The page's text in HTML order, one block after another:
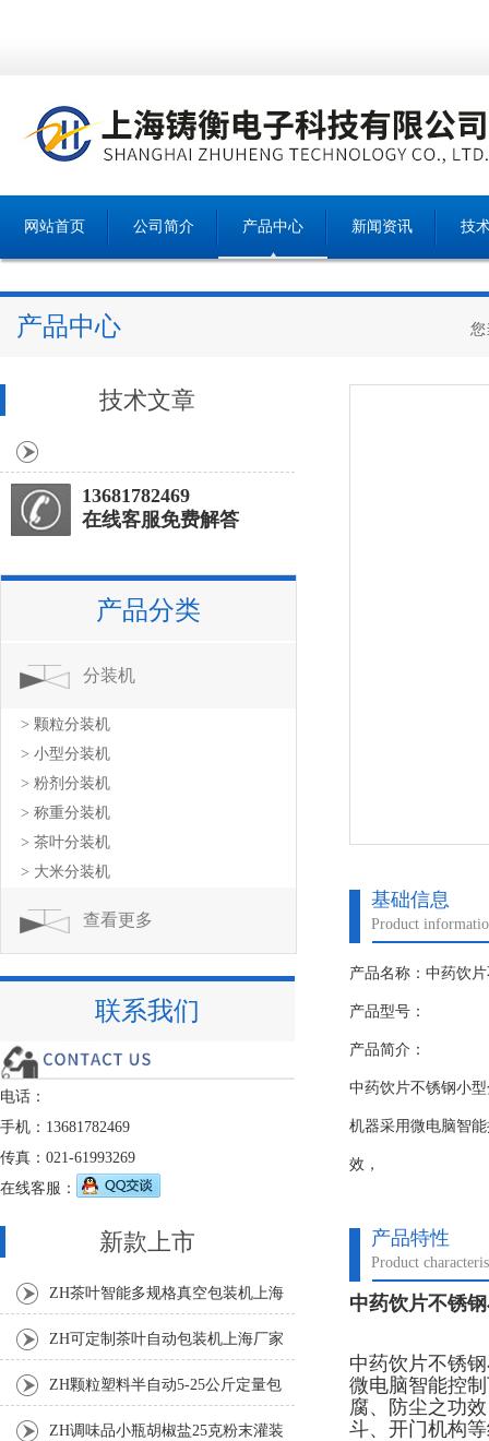
网站首页 公司简介 产品中心 新闻资讯 技
产品中心 您
基础信息
Product
产品名称：中药饮
产品型号：
产品简介：
中药饮片不锈钢小
机器采用微电脑智
效，
产品特性
Product
中药饮片不锈
中药饮片不锈
微电脑智能控
腐、防尘之功
斗、开门机构
技术文章
13681782469
在线客服免费解答
产品分类
分装机
> 颗粒分装机
> 小型分装机
> 粉剂分装机
> 称重分装机
> 茶叶分装机
> 大米分装机
查看更多
联系我们
电话：
手机：13681782469
传真：021-61993269
在线客服：
新款上市
ZH茶叶智能多规格真空包装机上海
厂家 ZH可定制茶叶自动包装机上海厂家
ZH颗粒塑料半自动5-25公斤定量包
装机 ZH调味品小瓶胡椒盐25克粉末灌装